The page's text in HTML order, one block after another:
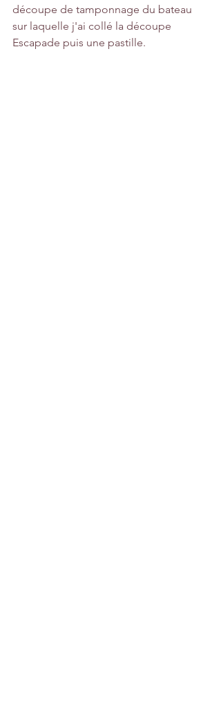
découpe de tamponnage du bateau
sur laquelle j'ai collé la découpe
Escapade puis une pastille.